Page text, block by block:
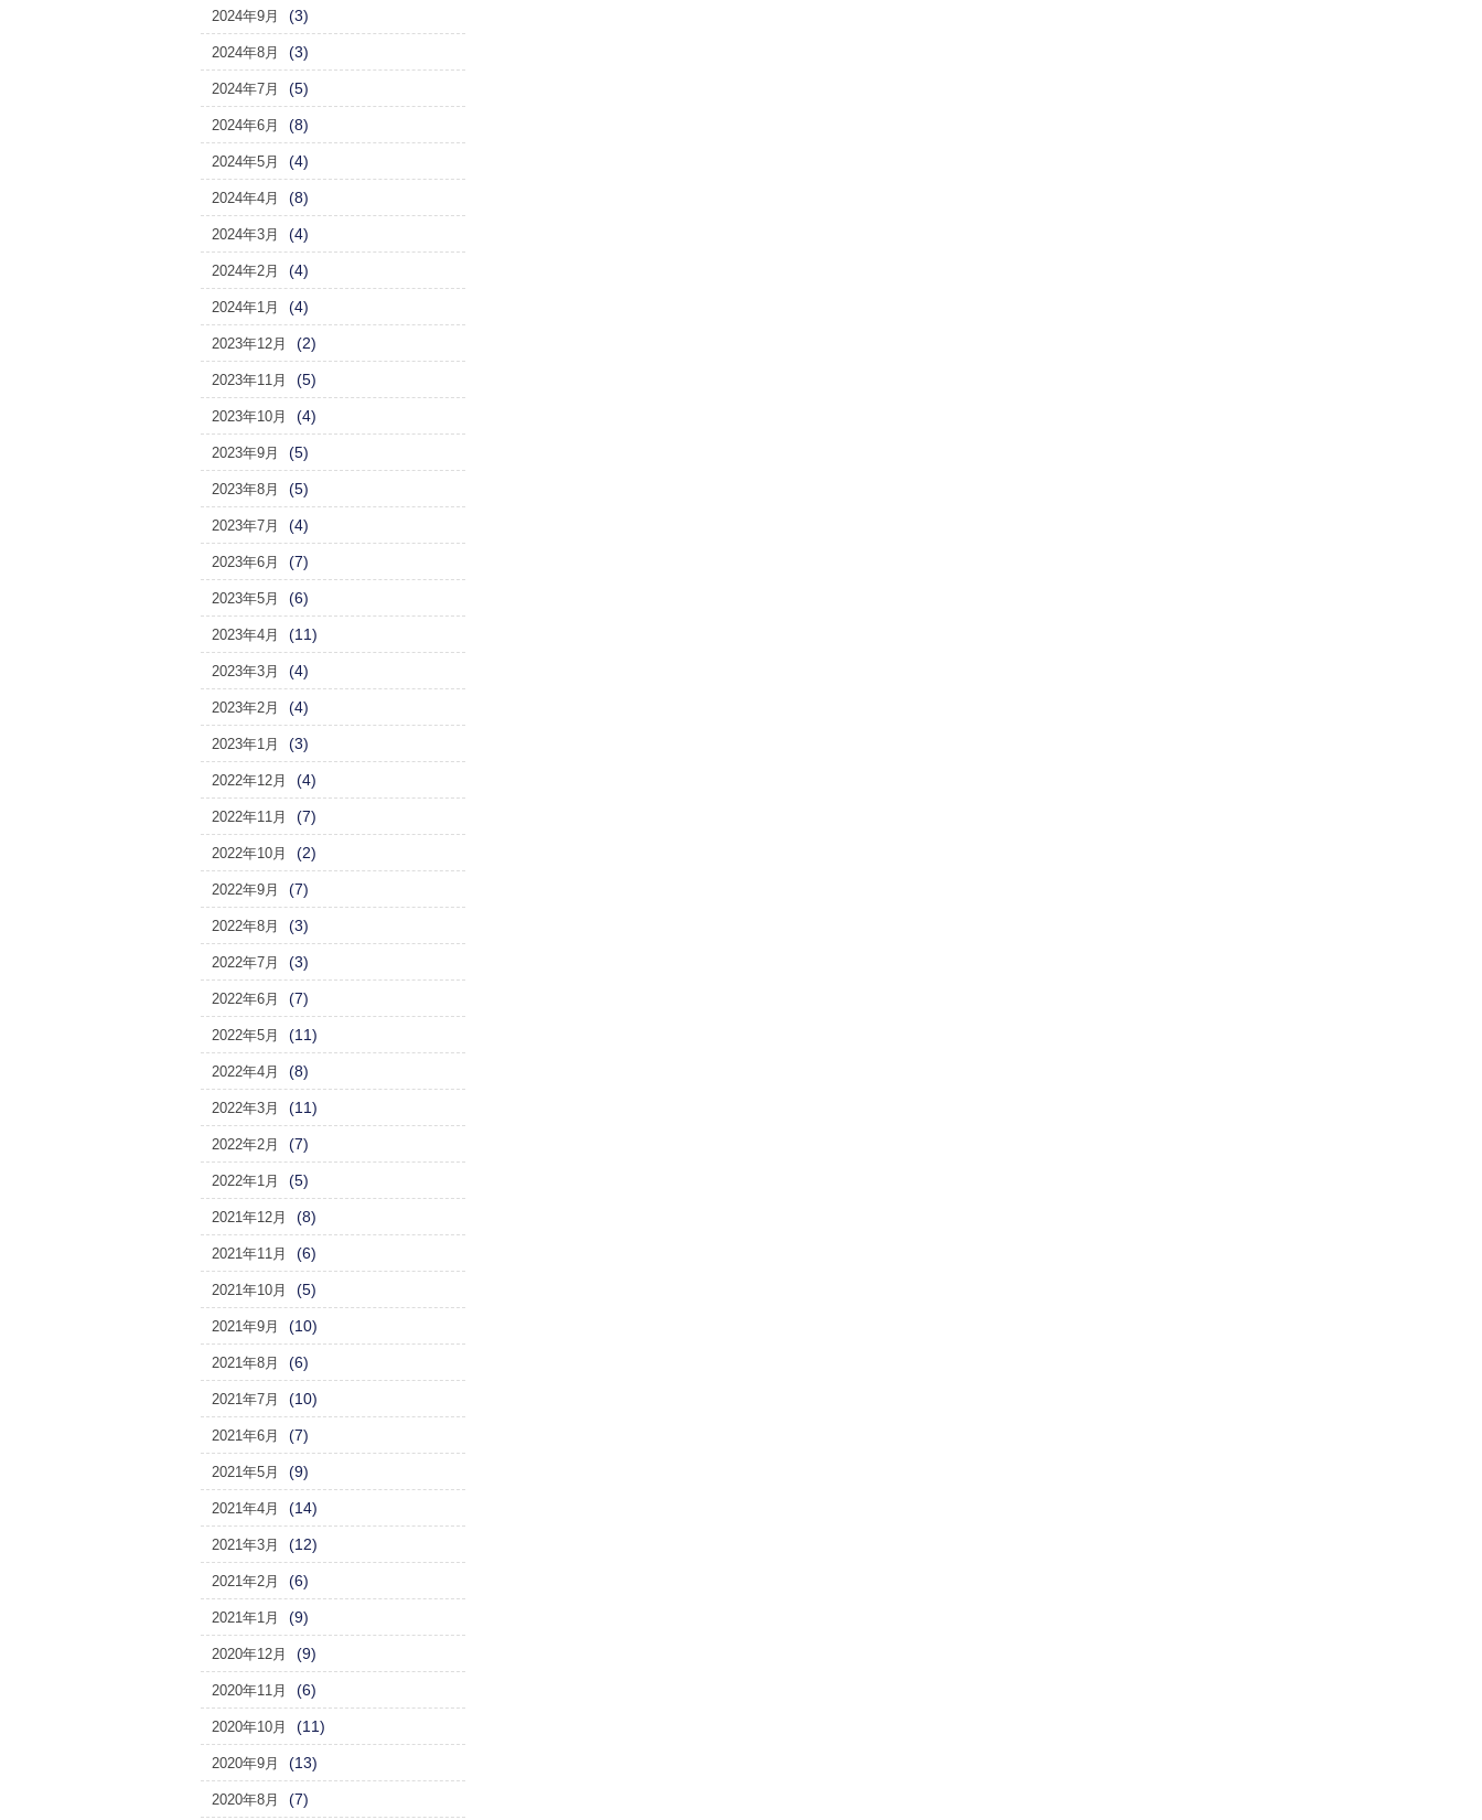
2024年9月 (3)
2024年8月 (3)
2024年7月 (5)
2024年6月 (8)
2024年5月 (4)
2024年4月 (8)
2024年3月 (4)
2024年2月 (4)
2024年1月 (4)
2023年12月 (2)
2023年11月 (5)
2023年10月 (4)
2023年9月 (5)
2023年8月 (5)
2023年7月 (4)
2023年6月 (7)
2023年5月 (6)
2023年4月 (11)
2023年3月 (4)
2023年2月 (4)
2023年1月 (3)
2022年12月 (4)
2022年11月 (7)
2022年10月 (2)
2022年9月 (7)
2022年8月 (3)
2022年7月 (3)
2022年6月 (7)
2022年5月 (11)
2022年4月 (8)
2022年3月 (11)
2022年2月 (7)
2022年1月 (5)
2021年12月 (8)
2021年11月 (6)
2021年10月 (5)
2021年9月 (10)
2021年8月 (6)
2021年7月 (10)
2021年6月 (7)
2021年5月 (9)
2021年4月 (14)
2021年3月 (12)
2021年2月 (6)
2021年1月 (9)
2020年12月 (9)
2020年11月 (6)
2020年10月 (11)
2020年9月 (13)
2020年8月 (7)